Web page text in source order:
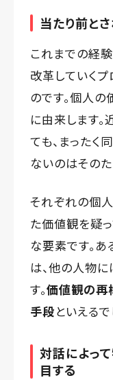
当たり前と
これまでの経
改革していく
のです。個人
に由来します
ても、まった
ないのはそのた
それぞれの個
た価値観を疑
な要素です。
は、他の人物
す。価値観の再
手段といえるで
対話によっ
目する